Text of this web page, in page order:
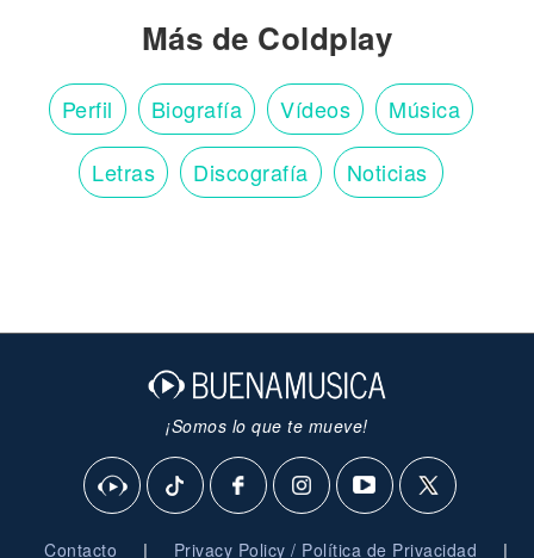
Más de Coldplay
Perfil Biografía Vídeos Música
Letras Discografía Noticias
¡Somos lo que te mueve!
Contacto | Privacy Policy / Política de Privacidad |